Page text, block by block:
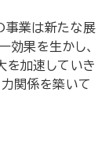
事業は新たな展
効果を生かし、
を加速していき
関係を築いて